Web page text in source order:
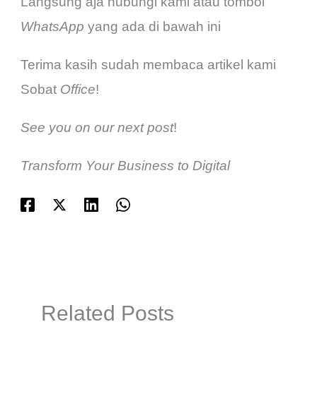
WhatsApp yang ada di bawah ini
Terima kasih sudah membaca artikel kami
Sobat Office!
See you on our next post!
Transform Your Business to Digital
Related Posts